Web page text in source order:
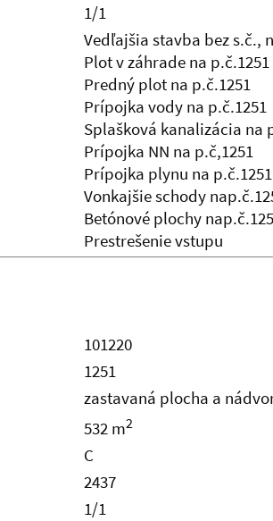
1/1
Vedľajšia stavba bez s.č.,
Plot v záhrade na p.č.1251
Predný plot na p.č.1251
Prípojka vody na p.č.1251
Splašková kanalizácia na
Prípojka NN na p.č,1251
Prípojka plynu na p.č.1251
Vonkajšie schody
Betónové plochy
Prestrešenie vstupu
101220
1251
zastavaná plocha a
532 m2
C
2437
1/1